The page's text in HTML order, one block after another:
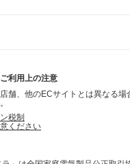
利用上の注意
舗、他のECサイトとは異なる場
税制
ください